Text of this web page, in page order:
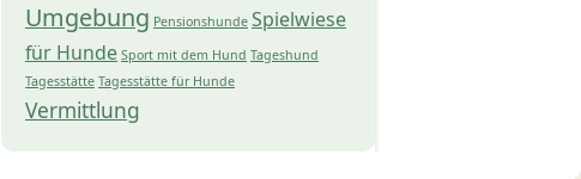
Umgebung Pensionshunde Spielwiese
für Hunde Sport mit dem Hund Tageshund
Tagesstätte Tagesstätte für Hunde
Vermittlung